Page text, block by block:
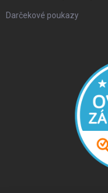
Darčekové poukazy